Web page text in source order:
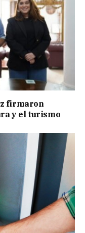
firmaron
y el turismo